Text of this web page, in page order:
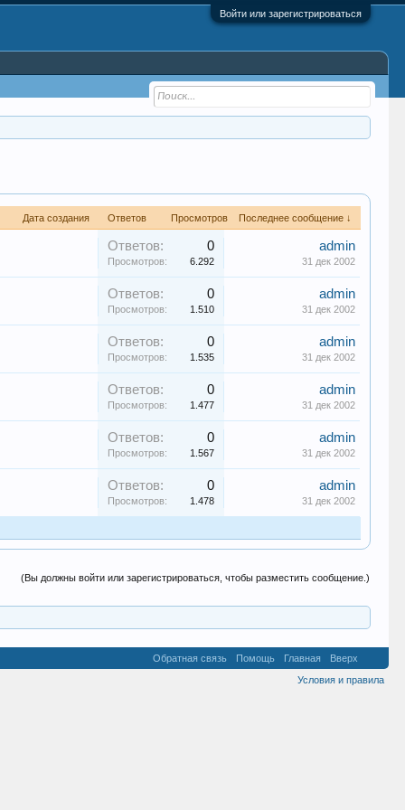
Войти или зарегистрироваться
Дата создания Ответов Просмотров Последнее сообщение ↓
Ответов: 0
Просмотров: 6.292
admin
31 дек 2002
Ответов: 0
Просмотров: 1.510
admin
31 дек 2002
Ответов: 0
Просмотров: 1.535
admin
31 дек 2002
Ответов: 0
Просмотров: 1.477
admin
31 дек 2002
Ответов: 0
Просмотров: 1.567
admin
31 дек 2002
Ответов: 0
Просмотров: 1.478
admin
31 дек 2002
(Вы должны войти или зарегистрироваться, чтобы разместить сообщение.)
Обратная связь Помощь Главная
Вверх
Условия и правила